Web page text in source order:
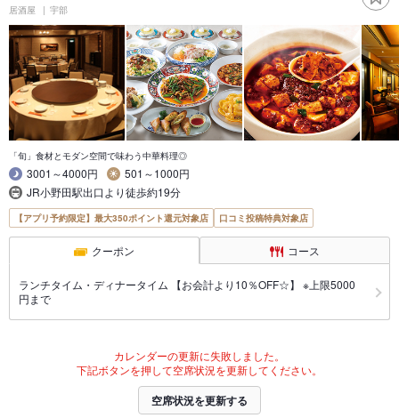
居酒屋 宇部
「旬」食材とモダン空間で味わう中華料理◎
3001～4000円
501～1000円
JR小野田駅出口より徒歩約19分
【アプリ予約限定】最大350ポイント還元対象店 口コミ投稿特典対象店
クーポン コース
ランチタイム・ディナータイム 【お会計より10％OFF☆】 ※上限5000
円まで
カレンダーの更新に失敗しました。
下記ボタンを押して空席状況を更新してください。
空席状況を更新する